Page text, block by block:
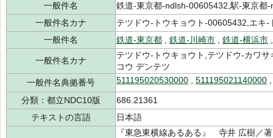
一般件名
鉄道-東京都-ndlsh-00605432,駅-東京都
一般件名カナ
テツドウ-トウキョウト-00605432,エキ
一般件名
鉄道-東京都 鉄道-川崎市 鉄道-横浜市
一般件名カナ
テツドウ-トウキョウト,テツドウ-カワ
コウ デンテツ
一般件名典拠番号
511195020530000 511195021140000
分類：都立NDC10版
686.21361
テキストの言語
日本語
『東急東横線あるある』 寺井 広樹／